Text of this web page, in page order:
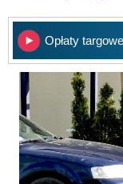
Opłaty